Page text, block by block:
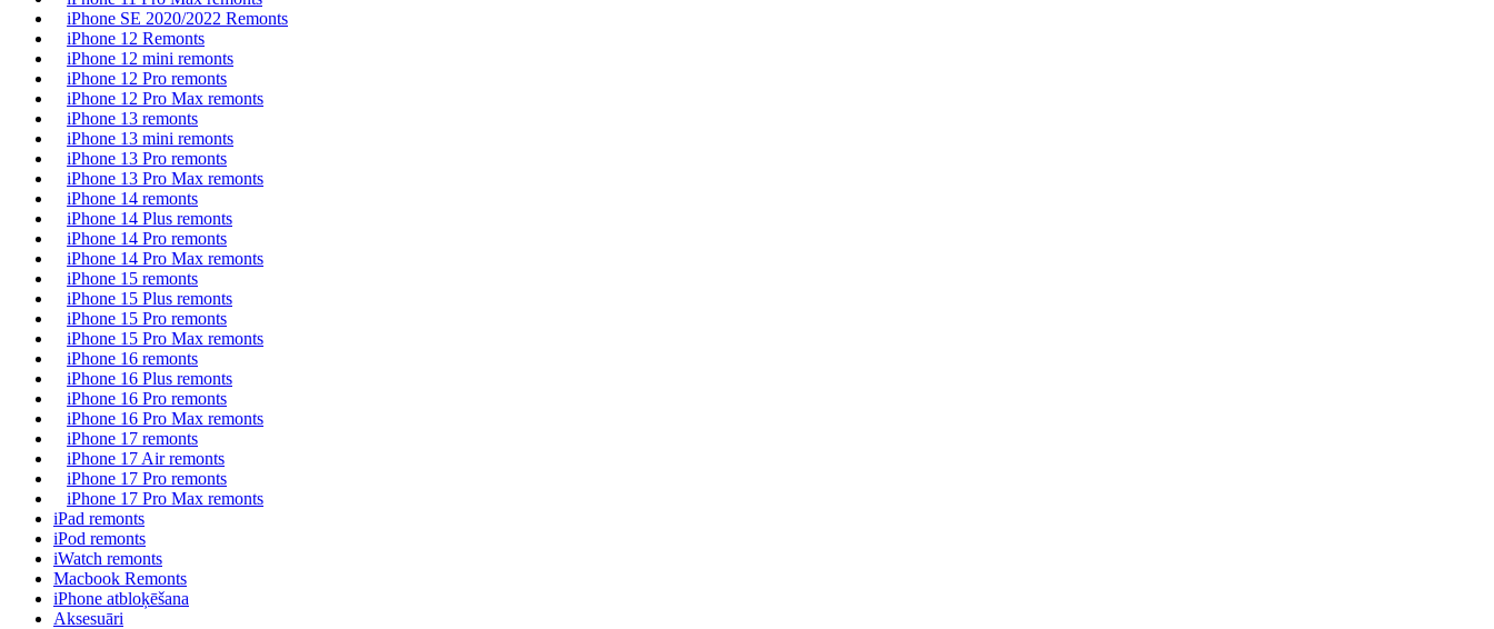
iPhone SE 2020/2022 Remonts
iPhone 12 Remonts
iPhone 12 mini remonts
iPhone 12 Pro remonts
iPhone 12 Pro Max remonts
iPhone 13 remonts
iPhone 13 mini remonts
iPhone 13 Pro remonts
iPhone 13 Pro Max remonts
iPhone 14 remonts
iPhone 14 Plus remonts
iPhone 14 Pro remonts
iPhone 14 Pro Max remonts
iPhone 15 remonts
iPhone 15 Plus remonts
iPhone 15 Pro remonts
iPhone 15 Pro Max remonts
iPhone 16 remonts
iPhone 16 Plus remonts
iPhone 16 Pro remonts
iPhone 16 Pro Max remonts
iPhone 17 remonts
iPhone 17 Air remonts
iPhone 17 Pro remonts
iPhone 17 Pro Max remonts
iPad remonts
iPod remonts
iWatch remonts
Macbook Remonts
iPhone atbloķēšana
Aksesuāri